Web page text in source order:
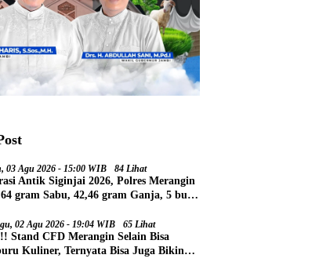
03 Agu 2026 - 15:00 WIB 84 Lihat
Antik Siginjai 2026, Polres Merangin
gram Sabu, 42,46 gram Ganja, 5 butir
02 Agu 2026 - 19:04 WIB 65 Lihat
Stand CFD Merangin Selain Bisa
Kuliner, Ternyata Bisa Juga Bikin